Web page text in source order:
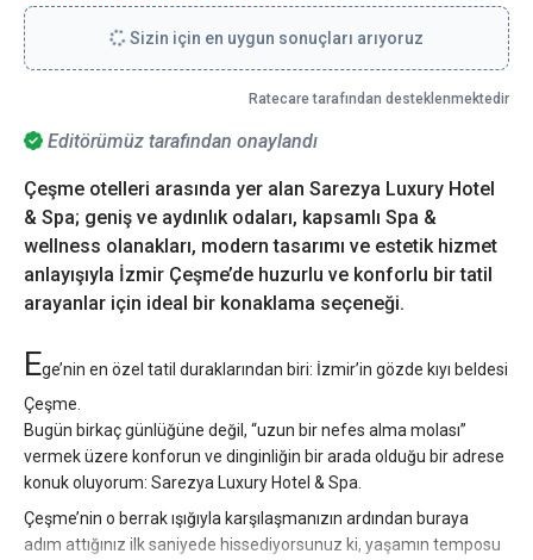
Editörümüz tarafından onaylandı
Çeşme otelleri arasında yer alan Sarezya Luxury Hotel
& Spa; geniş ve aydınlık odaları, kapsamlı Spa &
wellness olanakları, modern tasarımı ve estetik hizmet
anlayışıyla İzmir Çeşme’de huzurlu ve konforlu bir tatil
arayanlar için ideal bir konaklama seçeneği.
Ege’nin en özel tatil duraklarından biri: İzmir’in gözde kıyı beldesi
Çeşme.
Bugün birkaç günlüğüne değil, “uzun bir nefes alma molası”
vermek üzere konforun ve dinginliğin bir arada olduğu bir adrese
konuk oluyorum: Sarezya Luxury Hotel & Spa.
Çeşme’nin o berrak ışığıyla karşılaşmanızın ardından buraya
adım attığınız ilk saniyede hissediyorsunuz ki, yaşamın temposu
Sizin için en uygun sonuçları arıyoruz
Ratecare tarafından desteklenmektedir